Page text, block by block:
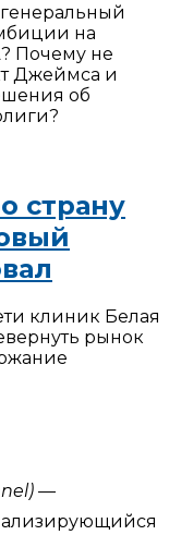
на
Почему не
Джеймса и
об
страну
клиник Белая
рынок
—